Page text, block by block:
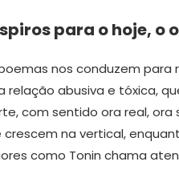
para o hoje, o
nos conduzem
relação abusiva e tóxica,
com sentido ora real, ora
crescem na vertical,
como Tonin chama